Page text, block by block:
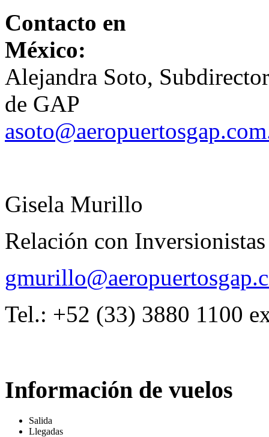
Contacto en
México:
Alejandra Soto,
de
Gisela Murillo
Relación con Inversionistas
Tel.: +52 (33) 3880 1100
Información de vuelos
Salida
Llegadas